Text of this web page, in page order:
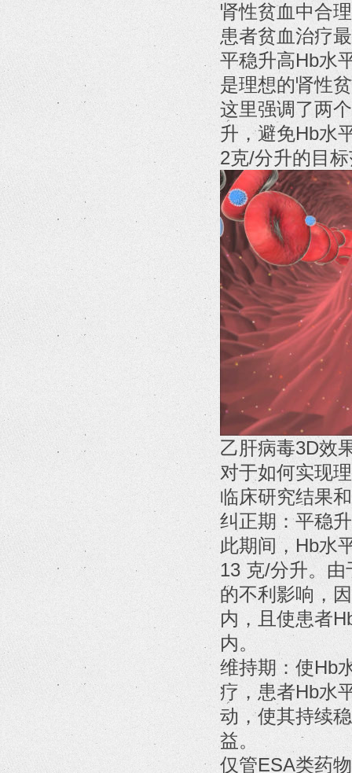
肾性贫血中合
患者贫血治疗
平稳升高Hb水
是理想的肾性
这里强调了两
升，避免Hb水
2克/分升的目
乙肝病毒3D效
对于如何实现
临床研究结果
纠正期：平稳
此期间，Hb水
13 克/分升。
的不利影响，
内，且使患者
内。
维持期：使Hb
疗，患者Hb水
动，使其持续
益。
仅管ESA类药